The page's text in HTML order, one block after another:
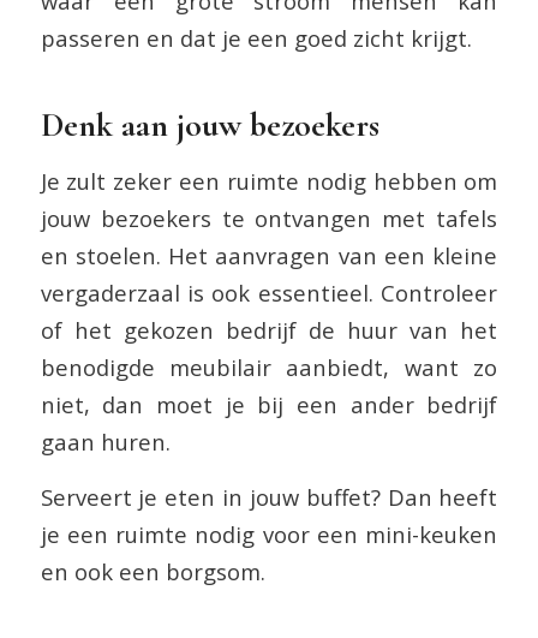
passeren en dat je een goed zicht krijgt.
Denk aan jouw bezoekers
Je zult zeker een ruimte nodig hebben om
jouw bezoekers te ontvangen met tafels
en stoelen. Het aanvragen van een kleine
vergaderzaal is ook essentieel. Controleer
of het gekozen bedrijf de huur van het
benodigde meubilair aanbiedt, want zo
niet, dan moet je bij een ander bedrijf
gaan huren.
Serveert je eten in jouw buffet? Dan heeft
je een ruimte nodig voor een mini-keuken
en ook een borgsom.